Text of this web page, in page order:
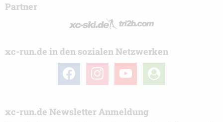
Partner
xc-run.de in den sozialen Netzwerken
facebook instagramyoutube
user-
circle
xc-run.de Newsletter Anmeldung